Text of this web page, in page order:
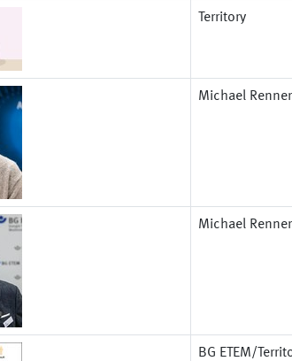
Territory
Michael
Michael
BG ETEM/